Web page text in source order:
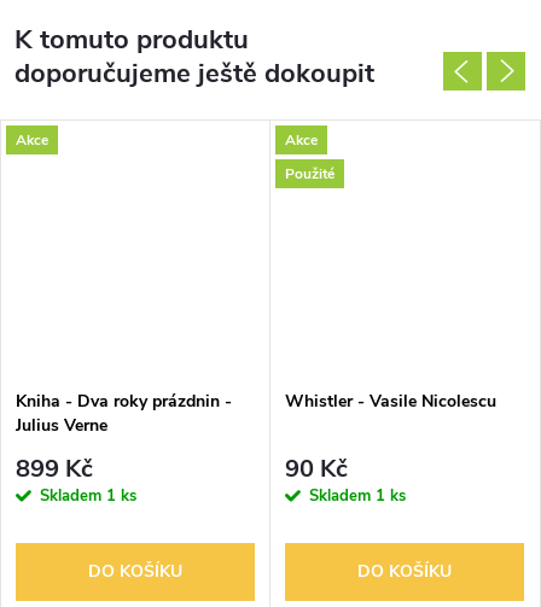
K tomuto produktu
doporučujeme ještě dokoupit
Akce
Kniha - Dva roky prázdnin -
Julius Verne
899 Kč
Skladem 1 ks
DO KOŠÍKU
Akce
Použité
Whistler - Vasile Nicolescu
90 Kč
Skladem 1 ks
DO KOŠÍKU